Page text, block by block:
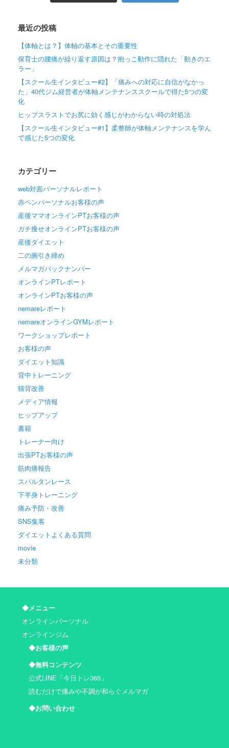
最近の投稿
【体軸とは？】体軸の基本とその重要性
保育士の腰痛が繰り返す原因は？抱っこ動作に隠れた「動きのエ
ラー」
【スクール生インタビュー#2】「痛みへの対応に自信がなかっ
た」40代ジム経営者が体軸メンテナンススクールで得た5つの変
化
ヒップスラストでお尻に効く感じがわからない時の対処法
【スクール生インタビュー#1】柔整師が体軸メンテナンスを学ん
で感じた5つの変化
カテゴリー
web対面パーソナルレポート
赤ペンパーソナルお客様の声
産後ママオンラインPTお客様の声
ガチ痩せオンラインPTお客様の声
産後ダイエット
二の腕引き締め
メルマガバックナンバー
オンラインPTレポート
オンラインPTお客様の声
nemareレポート
nemareオンラインGYMレポート
ワークショップレポート
お客様の声
ダイエット知識
背中トレーニング
猫背改善
メディア情報
ヒップアップ
書籍
トレーナー向け
出張PTお客様の声
筋肉痛報告
スパルタンレース
下半身トレーニング
痛み予防・改善
SNS集客
ダイエットよくある質問
movie
未分類
◆メニュー
オンラインパーソナル
オンラインジム
◆お客様の声
◆無料コンテンツ
公式LINE「今日トレ365」
読むだけで痛みや不調が和らぐメルマガ
◆お問い合わせ